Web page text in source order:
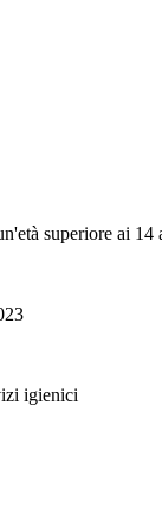
superiore ai 14
igienici